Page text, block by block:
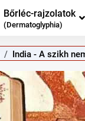
Bőrléc-rajzolatok
(Dermatoglyphia)
India - A szikh